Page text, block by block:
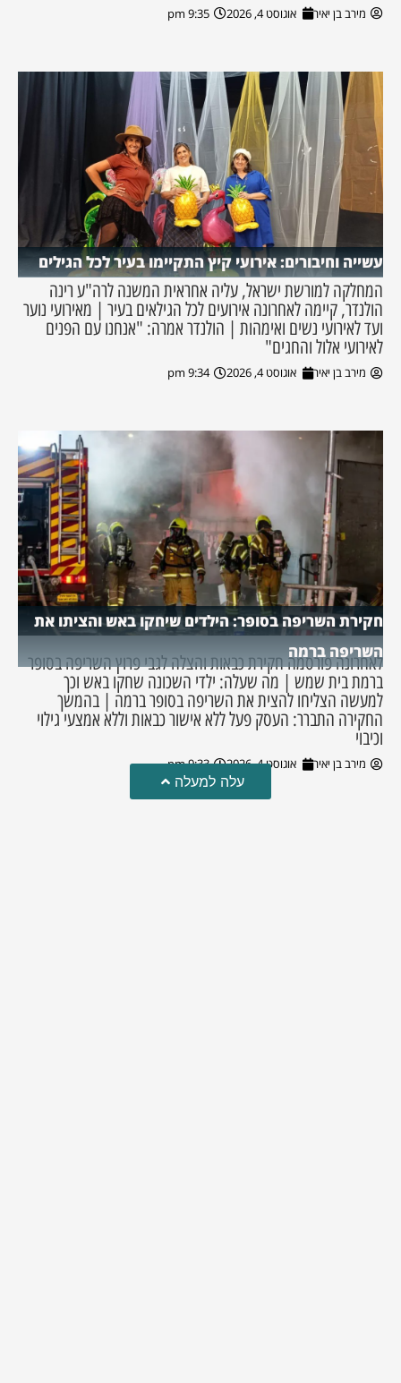
מירב בן יאיר אוגוסט 4, 2026 9:35 pm
עשייה וחיבורים: אירועי קיץ התקיימו בעיר לכל הגילים
המחלקה למורשת ישראל, עליה אחראית המשנה לרה"ע רינה
הולנדר, קיימה לאחרונה אירועים לכל הגילאים בעיר | מאירועי נוער
ועד לאירועי נשים ואימהות | הולנדר אמרה: "אנחנו עם הפנים
לאירועי אלול והחגים"
מירב בן יאיר אוגוסט 4, 2026 9:34 pm
חקירת השריפה בסופר: הילדים שיחקו באש והציתו את
השריפה ברמה
לאחרונה פורסמה חקירת כבאות והצלה לגבי פרוץ השריפה בסופר
ברמת בית שמש | מה שעלה: ילדי השכונה שחקו באש וכך
למעשה הצליחו להצית את השריפה בסופר ברמה | בהמשך
החקירה התברר: העסק פעל ללא אישור כבאות וללא אמצעי גילוי
וכיבוי
מירב בן יאיר אוגוסט 4, 2026 9:33 pm
עלה למעלה